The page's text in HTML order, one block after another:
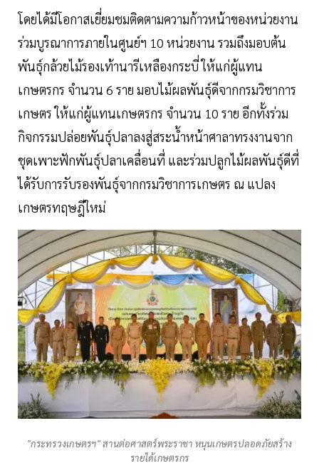
โดยได้มีโอกาสเยี่ยมชมติดตามความก้าวหน้าของหน่วยงาน
ร่วมบูรณาการภายในศูนย์ฯ 10 หน่วยงาน รวมถึงมอบต้น
พันธุ์กล้วยไม้รองเท้านารีเหลืองกระบี่ ให้แก่ผู้แทน
เกษตรกร จำนวน 6 ราย มอบไม้ผลพันธุ์ดีจากกรมวิชาการ
เกษตร ให้แก่ผู้แทนเกษตรกร จำนวน 10 ราย อีกทั้งร่วม
กิจกรรมปล่อยพันธุ์ปลาลงสู่สระน้ำหน้าศาลาทรงงานจาก
ชุดเพาะฟักพันธุ์ปลาเคลื่อนที่ และร่วมปลูกไม้ผลพันธุ์ดีที่
ได้รับการรับรองพันธุ์จากกรมวิชาการเกษตร ณ แปลง
เกษตรทฤษฎีใหม่
"กระทรวงเกษตรฯ" สานต่อศาสตร์พระราชา หนุนเกษตรปลอดภัยสร้าง
รายได้เกษตรกร